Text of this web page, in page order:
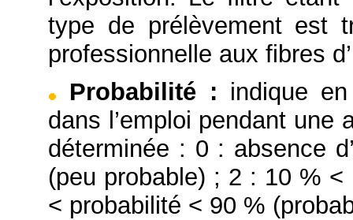
type de prélèvement est
professionnelle aux fibres
Probabilité : indique
dans l’emploi pendant une
déterminée : 0 : absence
(peu probable) ; 2 : 10 %
< probabilité < 90 %